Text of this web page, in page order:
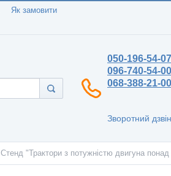
Як замовити
050-196-54-07
096-740-54-00
068-388-21-00
Зворотний
Стенд "Трактори з потужністю двигуна